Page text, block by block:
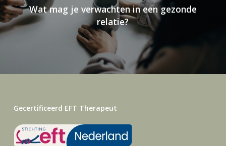
Wat mag je verwachten in een gezonde
relatie?
Gecertificeerd EFT Therapeut